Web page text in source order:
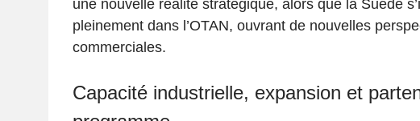
une nouvelle réalité stratégique, alors que la Suède
pleinement dans l’OTAN, ouvrant de nouvelles
commerciales.
Capacité industrielle, expansion et